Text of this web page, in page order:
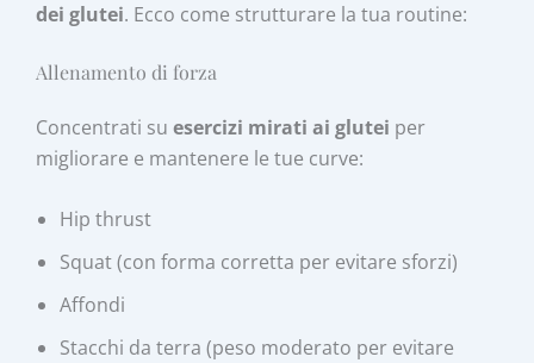
dei glutei. Ecco come strutturare la tua routine:
Allenamento di forza
Concentrati suesercizi mirati ai glutei per
migliorare e mantenere le tue curve:
Hip thrust
Squat (con forma corretta per evitare sforzi)
Affondi
Stacchi da terra (peso moderato per evitare